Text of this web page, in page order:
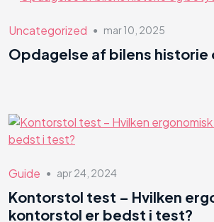
Uncategorized ● mar 10, 2025
Opdagelse af bilens historie
Guide ● apr 24, 2024
Kontorstol test – Hvilken
kontorstol er bedst i test?